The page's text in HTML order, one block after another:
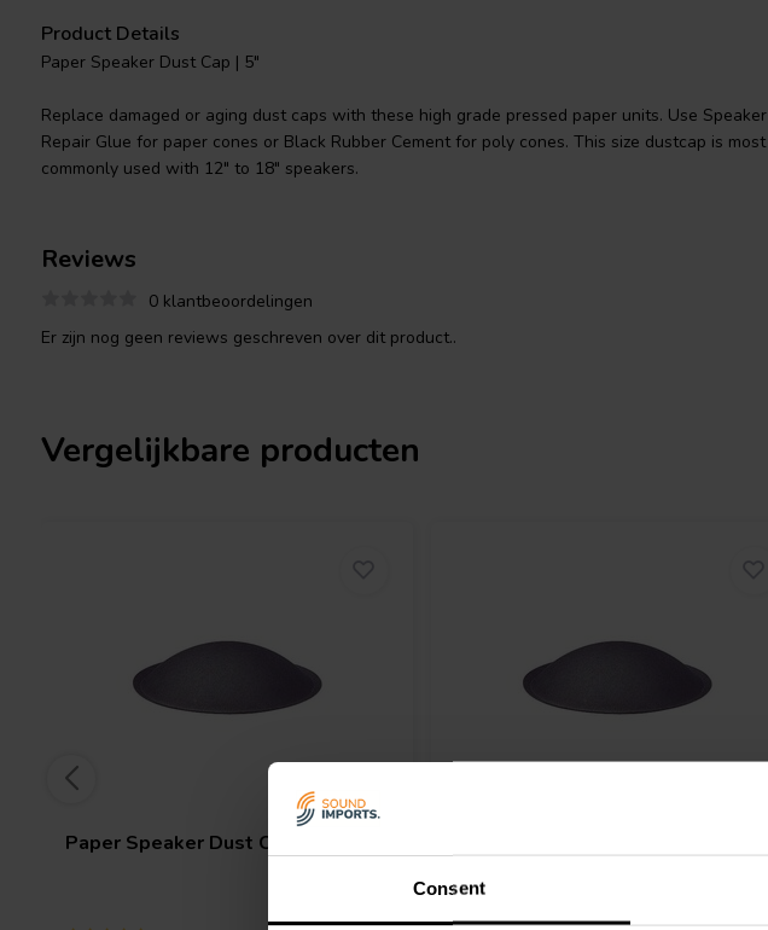
Consent
Product Details
Paper Speaker Dust Cap | 5"
Replace damaged or aging dust caps with these high grade pressed paper units. Use Speaker
Repair Glue for paper cones or Black Rubber Cement for poly cones. This size dustcap is most
commonly used with 12" to 18" speakers.
Reviews
0 klantbeoordelingen
Er zijn nog geen reviews geschreven over dit product..
Vergelijkbare producten
Paper Speaker Dust Cap | 3"